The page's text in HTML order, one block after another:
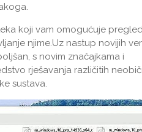
koji vam omogućuje
njime.Uz nastup novijih
s novim značajkama i
rješavanja različitih
sustava.